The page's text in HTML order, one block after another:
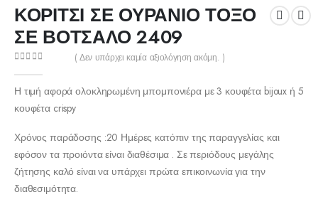
ΚΟΡΙΤΣΙ ΣΕ ΟΥΡΑΝΙΟ ΤΟΞΟ
ΣΕ ΒΟΤΣΑΛΟ 2409
( Δεν υπάρχει καμία αξιολόγηση ακόμη. )
Η τιμή αφορά ολοκληρωμένη μπομπονιέρα με 3 κουφέτα bijoux ή 5
κουφέτα crispy
Χρόνος παράδοσης :20 Ημέρες κατόπιν της παραγγελίας και
εφόσον τα προιόντα είναι διαθέσιμα . Σε περιόδους μεγάλης
ζήτησης καλό είναι να υπάρχει πρώτα επικοινωνία για την
διαθεσιμότητα.